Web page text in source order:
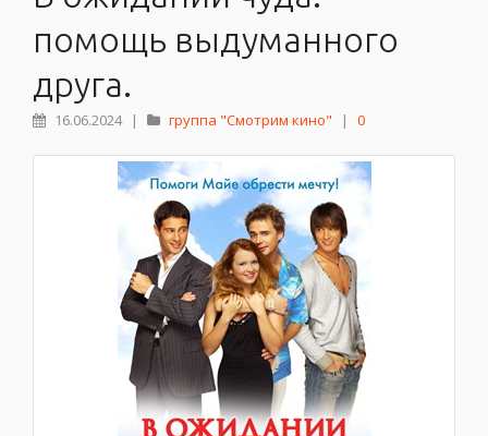
помощь выдуманного
друга.
16.06.2024 | группа "Смотрим кино" | 0